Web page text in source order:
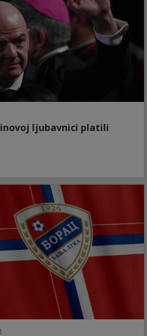
ljubavnici platili